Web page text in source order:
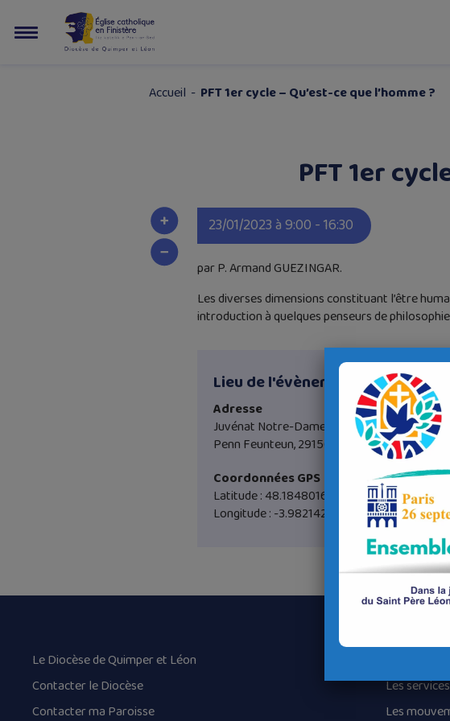
Accueil - PFT 1er cycle – Qu’est-ce que l’homme ?
PFT 1er
23/01/2023 à 9:00 - 16:30
par P. Armand GUEZINGAR.
Les diverses dimensions constituant l’être
introduction à quelques penseurs de
Lieu de l'évènement
Adresse
Juvénat Notre-Dame
Penn Feunteun, 29150 Châteaulin
Coordonnées GPS
Latitude : 48.1848016
Longitude : -3.982142
Le Diocèse de Quimper et Léon
Contacter le Diocèse
Contacter ma Paroisse
Les
Les